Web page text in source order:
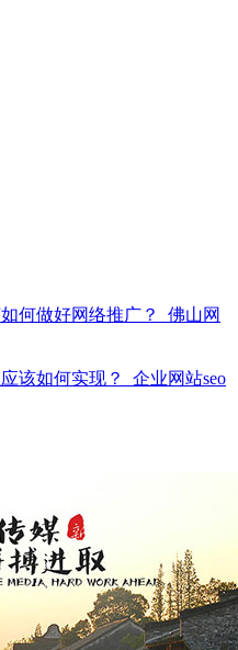
何做好网络推广？_佛山网
该如何实现？_企业网站seo